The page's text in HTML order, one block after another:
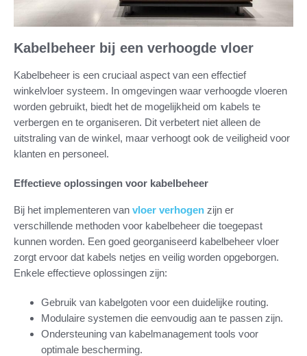
Kabelbeheer bij een verhoogde vloer
Kabelbeheer is een cruciaal aspect van een effectief
winkelvloer systeem. In omgevingen waar verhoogde vloeren
worden gebruikt, biedt het de mogelijkheid om kabels te
verbergen en te organiseren. Dit verbetert niet alleen de
uitstraling van de winkel, maar verhoogt ook de veiligheid voor
klanten en personeel.
Effectieve oplossingen voor kabelbeheer
Bij het implementeren van vloer verhogen zijn er
verschillende methoden voor kabelbeheer die toegepast
kunnen worden. Een goed georganiseerd kabelbeheer vloer
zorgt ervoor dat kabels netjes en veilig worden opgeborgen.
Enkele effectieve oplossingen zijn:
Gebruik van kabelgoten voor een duidelijke routing.
Modulaire systemen die eenvoudig aan te passen zijn.
Ondersteuning van kabelmanagement tools voor
optimale bescherming.